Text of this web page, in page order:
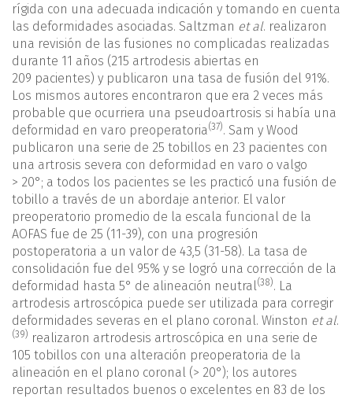
rígida con una adecuada indicación y tomando en cuenta
las deformidades asociadas. Saltzman et al. realizaron
una revisión de las fusiones no complicadas realizadas
durante 11 años (215 artrodesis abiertas en
209 pacientes) y publicaron una tasa de fusión del 91%.
Los mismos autores encontraron que era 2 veces más
probable que ocurriera una pseudoartrosis si había una
deformidad en varo preoperatoria(37). Sam y Wood
publicaron una serie de 25 tobillos en 23 pacientes con
una artrosis severa con deformidad en varo o valgo
> 20°; a todos los pacientes se les practicó una fusión de
tobillo a través de un abordaje anterior. El valor
preoperatorio promedio de la escala funcional de la
AOFAS fue de 25 (11-39), con una progresión
postoperatoria a un valor de 43,5 (31-58). La tasa de
consolidación fue del 95% y se logró una corrección de la
deformidad hasta 5° de alineación neutral(38). La
artrodesis artroscópica puede ser utilizada para corregir
deformidades severas en el plano coronal. Winston et al.
(39) realizaron artrodesis artroscópica en una serie de
105 tobillos con una alteración preoperatoria de la
alineación en el plano coronal (> 20°); los autores
reportan resultados buenos o excelentes en 83 de los